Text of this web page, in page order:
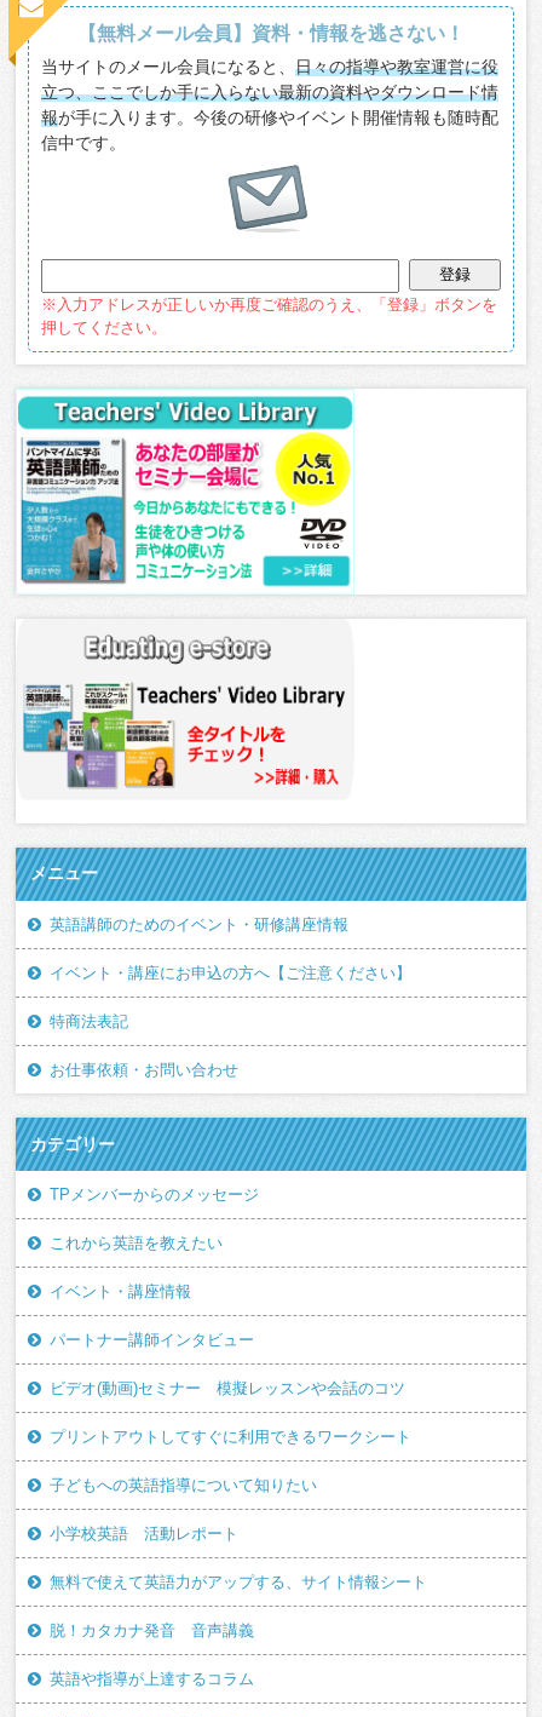
【無料メール会員】資料・情報を逃さない！
当サイトのメール会員になると、日々の指導や教室運営に役
立つ、ここでしか手に入らない最新の資料やダウンロード情
報が手に入ります。今後の研修やイベント開催情報も随時配
信中です。
※入力アドレスが正しいか再度ご確認のうえ、「登録」ボタンを
押してください。
メニュー
英語講師のためのイベント・研修講座情報
イベント・講座にお申込の方へ【ご注意ください】
特商法表記
お仕事依頼・お問い合わせ
カテゴリー
TPメンバーからのメッセージ
これから英語を教えたい
イベント・講座情報
パートナー講師インタビュー
ビデオ(動画)セミナー 模擬レッスンや会話のコツ
プリントアウトしてすぐに利用できるワークシート
子どもへの英語指導について知りたい
小学校英語 活動レポート
無料で使えて英語力がアップする、サイト情報シート
脱！カタカナ発音 音声講義
英語や指導が上達するコラム